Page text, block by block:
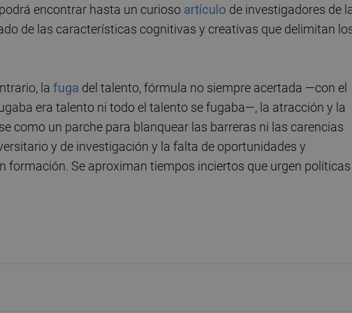
encontrar hasta un curioso artículo de investigadores de
de las características cognitivas y creativas que delimitan
la fuga del talento, fórmula no siempre acertada —con el
era talento ni todo el talento se fugaba—, la atracción y la
como un parche para blanquear las barreras ni las carencias
y de investigación y la falta de oportunidades y
formación. Se aproximan tiempos inciertos que urgen políticas